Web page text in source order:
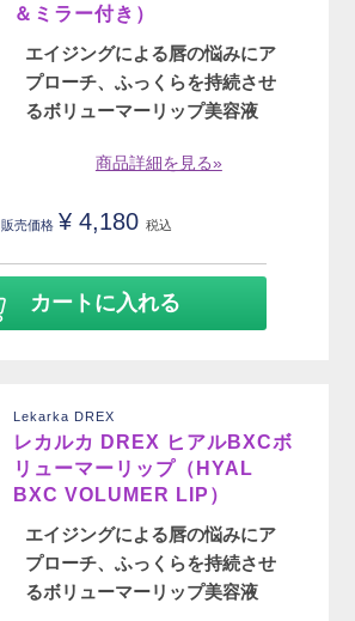
＆ミラー付き）
エイジングによる唇の悩みにア
プローチ、ふっくらを持続させ
るボリューマーリップ美容液
商品詳細を見る»
販売価格 ¥ 4,180 税込
カートに入れる
Lekarka DREX
レカルカ DREX ヒアルBXCボ
リューマーリップ（HYAL
BXC VOLUMER LIP）
エイジングによる唇の悩みにア
プローチ、ふっくらを持続させ
るボリューマーリップ美容液